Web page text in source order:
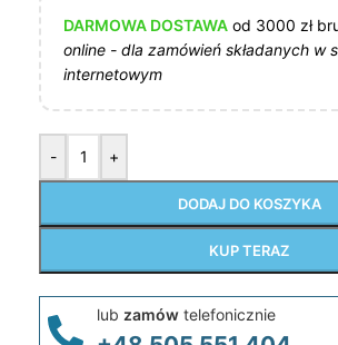
DARMOWA DOSTAWA od 3000 zł
online - dla zamówień składanych w
internetowym
- +
DODAJ DO KOSZYKA
KUP TERAZ
lub zamów telefonicznie